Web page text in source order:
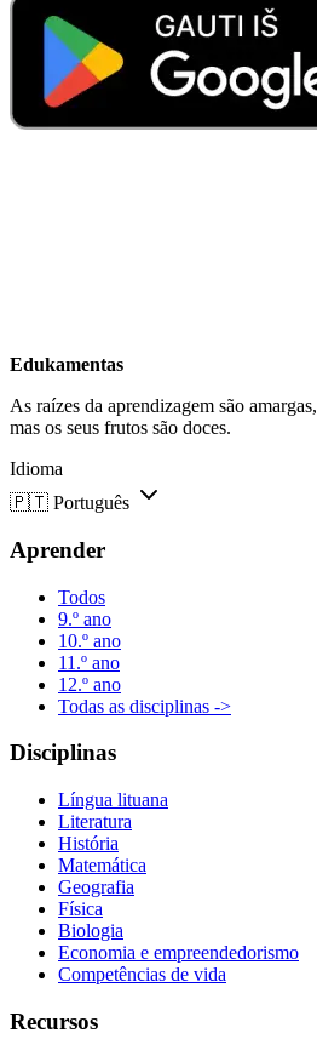
Edukamentas
As raízes da aprendizagem são amargas,
mas os seus frutos são doces.
Idioma
🇵🇹 Português
Aprender
Todos
9.º ano
10.º ano
11.º ano
12.º ano
Todas as disciplinas ->
Disciplinas
Língua lituana
Literatura
História
Matemática
Geografia
Física
Biologia
Economia e empreendedorismo
Competências de vida
Recursos